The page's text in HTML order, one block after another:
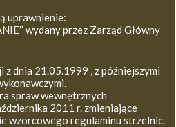
uprawnienie:
wydany przez Zarząd Główny
z dnia 21.05.1999 , z późniejszymi
spraw wewnętrznych
2011 r. zmieniające
wzorcowego regulaminu strzelnic.